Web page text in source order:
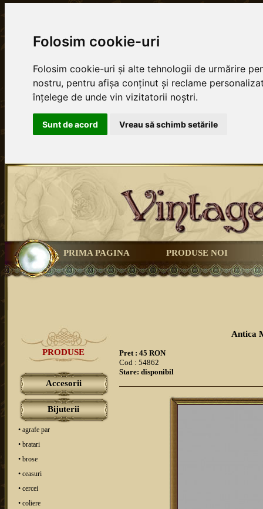
Folosim cookie-uri
Folosim cookie-uri și alte tehnologii de urmărire
nostru, pentru afișa conținut și reclame
înțelege de unde vin vizitatorii noștri.
Sunt de acord Vreau să schimb setările
PRIMA PAGINA PRODUSE NOI
PRODUSE
Accesorii
Bijuterii
• agrafe par
• bratari
• brose
• ceasuri
• cercei
• coliere
Antica
Pret : 45 RON
Cod : 54862
Stare: disponibil